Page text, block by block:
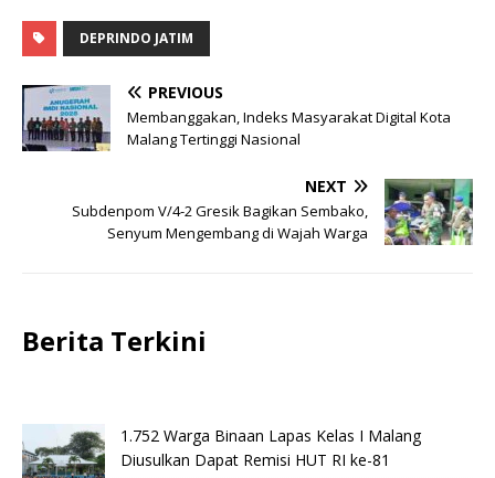
DEPRINDO JATIM
PREVIOUS
Membanggakan, Indeks Masyarakat Digital Kota
Malang Tertinggi Nasional
NEXT
Subdenpom V/4-2 Gresik Bagikan Sembako,
Senyum Mengembang di Wajah Warga
Berita Terkini
1.752 Warga Binaan Lapas Kelas I Malang
Diusulkan Dapat Remisi HUT RI ke-81